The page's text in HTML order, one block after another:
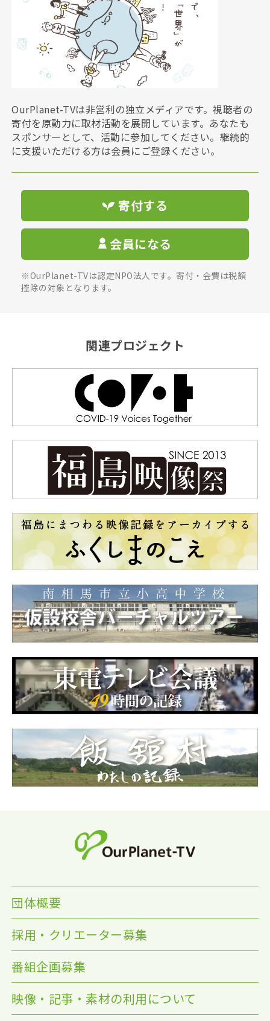
OurPlanet-TVは非営利の独立メディアです。視聴者の
寄付を原動力に取材活動を展開しています。あなたも
スポンサーとして、活動に参加してください。継続的
に支援いただける方は会員にご登録ください。
寄付する
会員になる
※OurPlanet-TVは認定NPO法人です。寄付・会費は税額
控除の対象となります。
関連プロジェクト
団体概要
採用・クリエーター募集
番組企画募集
映像・記事・素材の利用について